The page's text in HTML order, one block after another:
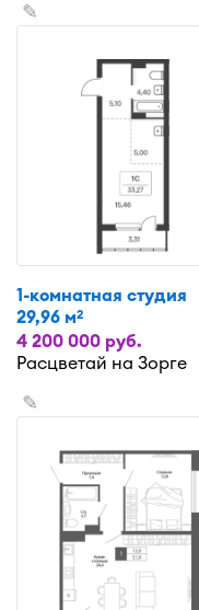
✎
1-комнатная студия
29,96 м2
4 200 000 руб.
Расцветай на Зорге
✎